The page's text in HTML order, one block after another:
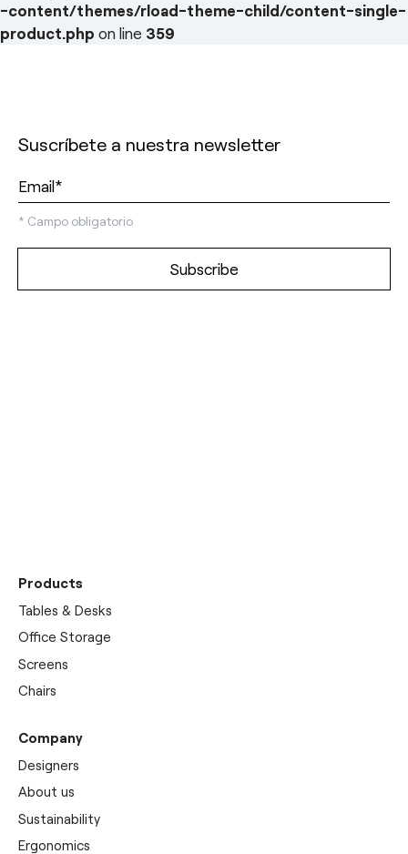
-content/themes/rload-theme-child/content-single-
product.php on line 359
Suscríbete a nuestra newsletter
* Campo obligatorio
Products
Tables & Desks
Office Storage
Screens
Chairs
Company
Designers
About us
Sustainability
Ergonomics